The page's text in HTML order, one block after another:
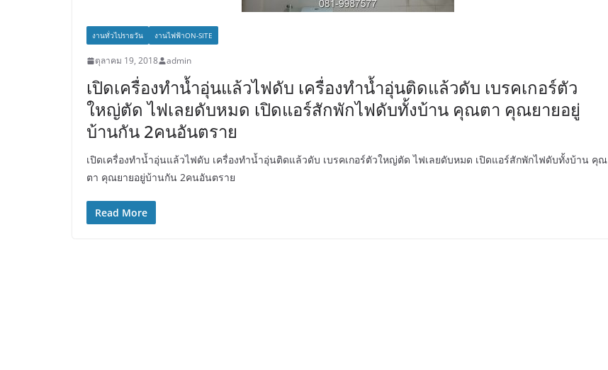
งานทั่วไปรายวัน งานไฟฟ้าON-SITE
ตุลาคม 19, 2018 admin
เปิดเครื่องทำน้ำอุ่นแล้วไฟดับ เครื่องทำน้ำอุ่นติดแล้วดับ เบรคเกอร์ตัว
ใหญ่ตัด ไฟเลยดับหมด เปิดแอร์สักพักไฟดับทั้งบ้าน คุณตา คุณยายอยู่
บ้านกัน 2คนอันตราย
เปิดเครื่องทำน้ำอุ่นแล้วไฟดับ เครื่องทำน้ำอุ่นติดแล้วดับ เบรคเกอร์ตัวใหญ่ตัด ไฟเลยดับหมด เปิดแอร์สักพักไฟดับทั้งบ้าน คุณ
ตา คุณยายอยู่บ้านกัน 2คนอันตราย
Read More